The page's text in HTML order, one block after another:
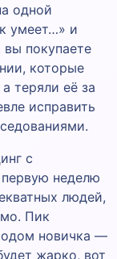
одной
умеет…» и
вы покупаете
которые
теряли её за
исправить
с
неделю
людей,
Пик
новичка —
жарко, вот